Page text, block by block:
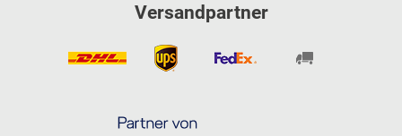
Versandpartner